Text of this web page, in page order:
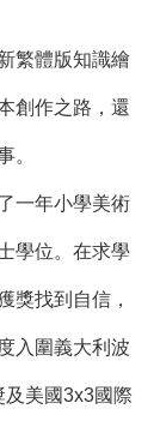
繁體版知識繪
創作之路，還
。
一年小學美術
學位。在求學
獎找到自信，
入圍義大利波
美國3x3國際